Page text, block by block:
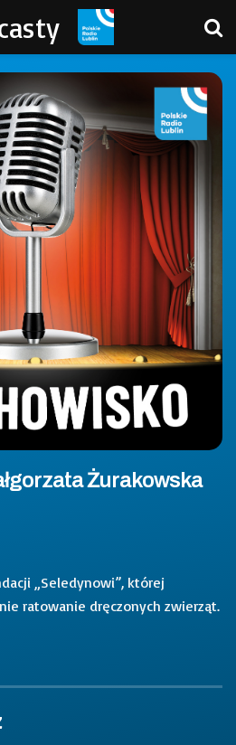
Żurakowska
„Seledynowi”, której
ratowanie dręczonych zwierząt.